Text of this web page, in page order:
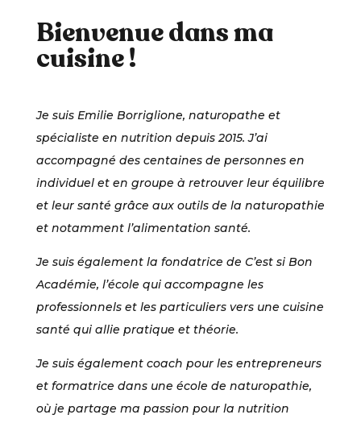
Bienvenue dans ma
cuisine !
Je suis Emilie Borriglione, naturopathe et
spécialiste en nutrition depuis 2015. J’ai
accompagné des centaines de personnes en
individuel et en groupe à retrouver leur équilibre
et leur santé grâce aux outils de la naturopathie
et notamment l’alimentation santé.
Je suis également la fondatrice de C’est si Bon
Académie, l’école qui accompagne les
professionnels et les particuliers vers une cuisine
santé qui allie pratique et théorie.
Je suis également coach pour les entrepreneurs
et formatrice dans une école de naturopathie,
où je partage ma passion pour la nutrition